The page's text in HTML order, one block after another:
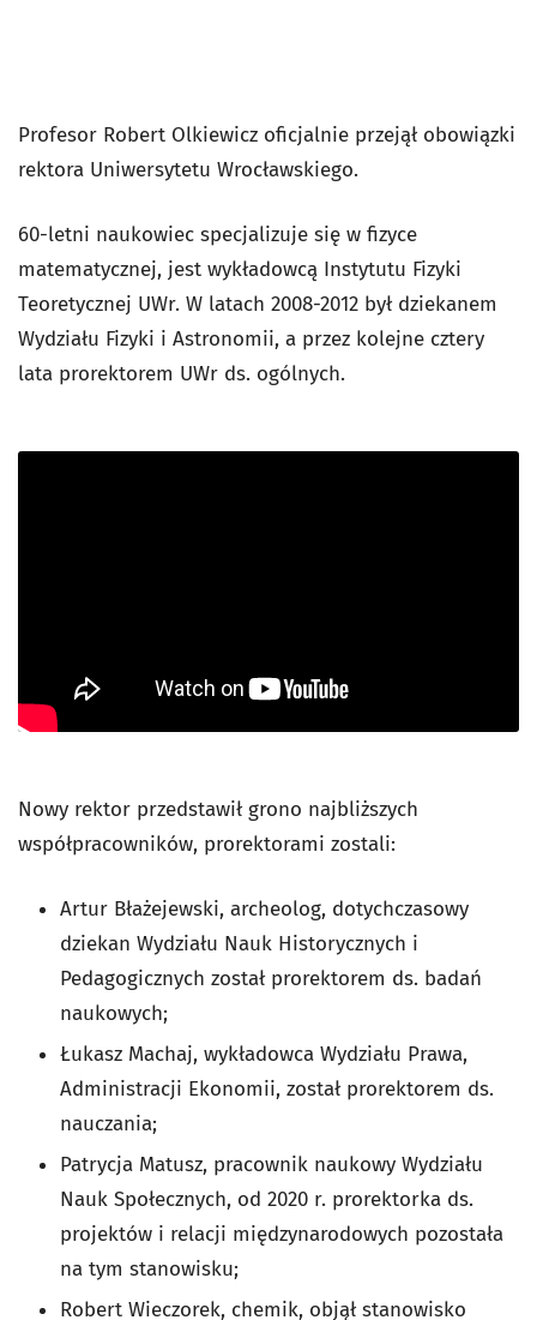
Profesor Robert Olkiewicz oficjalnie przejął obowiązki
rektora Uniwersytetu Wrocławskiego.
60-letni naukowiec specjalizuje się w fizyce
matematycznej, jest wykładowcą Instytutu Fizyki
Teoretycznej UWr. W latach 2008-2012 był dziekanem
Wydziału Fizyki i Astronomii, a przez kolejne cztery
lata prorektorem UWr ds. ogólnych.
Nowy rektor przedstawił grono najbliższych
współpracowników, prorektorami zostali:
Artur Błażejewski, archeolog, dotychczasowy
dziekan Wydziału Nauk Historycznych i
Pedagogicznych został prorektorem ds. badań
naukowych;
Łukasz Machaj, wykładowca Wydziału Prawa,
Administracji Ekonomii, został prorektorem ds.
nauczania;
Patrycja Matusz, pracownik naukowy Wydziału
Nauk Społecznych, od 2020 r. prorektorka ds.
projektów i relacji międzynarodowych pozostała
na tym stanowisku;
Robert Wieczorek, chemik, objął stanowisko